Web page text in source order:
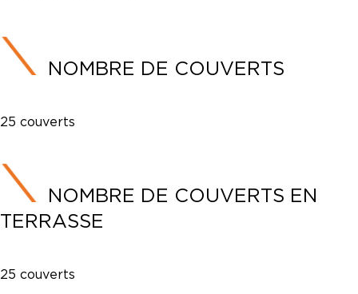
NOMBRE DE COUVERTS
25 couverts
NOMBRE DE COUVERTS EN
TERRASSE
25 couverts